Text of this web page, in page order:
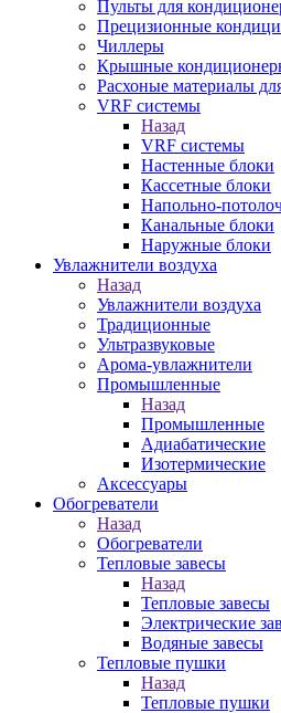
Пульты для
Прецизионные
Чиллеры
Крышные
Расхоные материалы
VRF системы
Назад
VRF системы
Настенные блоки
Кассетные блоки
Напольно-
Канальные блоки
Наружные блоки
Увлажнители воздуха
Назад
Увлажнители воздуха
Традиционные
Ультразвуковые
Арома-увлажнители
Промышленныe
Назад
Промышленныe
Адиабатические
Изотермические
Аксессуары
Обогреватели
Назад
Обогреватели
Тепловые завесы
Назад
Тепловые завесы
Электрические
Водяные завесы
Тепловые пушки
Назад
Тепловые пушки